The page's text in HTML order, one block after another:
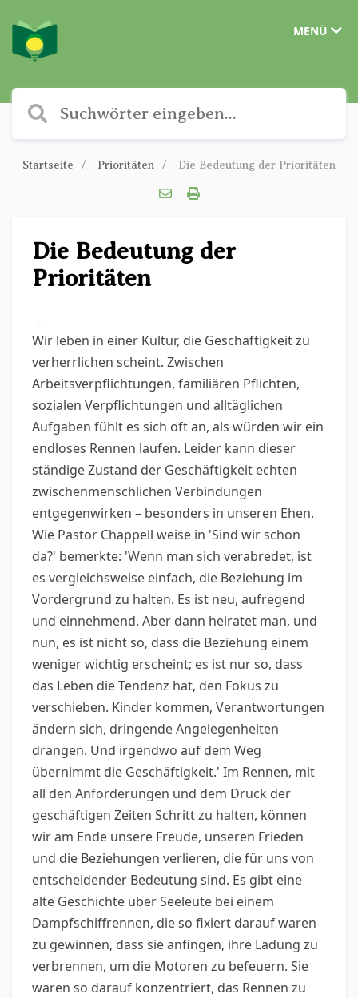
MENÜ
Startseite Prioritäten Die Bedeutung der Prioritäten
Die Bedeutung der
Prioritäten
Wir leben in einer Kultur, die Geschäftigkeit zu
verherrlichen scheint. Zwischen
Arbeitsverpflichtungen, familiären Pflichten,
sozialen Verpflichtungen und alltäglichen
Aufgaben fühlt es sich oft an, als würden wir ein
endloses Rennen laufen. Leider kann dieser
ständige Zustand der Geschäftigkeit echten
zwischenmenschlichen Verbindungen
entgegenwirken – besonders in unseren Ehen.
Wie Pastor Chappell weise in 'Sind wir schon
da?' bemerkte: 'Wenn man sich verabredet, ist
es vergleichsweise einfach, die Beziehung im
Vordergrund zu halten. Es ist neu, aufregend
und einnehmend. Aber dann heiratet man, und
nun, es ist nicht so, dass die Beziehung einem
weniger wichtig erscheint; es ist nur so, dass
das Leben die Tendenz hat, den Fokus zu
verschieben. Kinder kommen, Verantwortungen
ändern sich, dringende Angelegenheiten
drängen. Und irgendwo auf dem Weg
übernimmt die Geschäftigkeit.' Im Rennen, mit
all den Anforderungen und dem Druck der
geschäftigen Zeiten Schritt zu halten, können
wir am Ende unsere Freude, unseren Frieden
und die Beziehungen verlieren, die für uns von
entscheidender Bedeutung sind. Es gibt eine
alte Geschichte über Seeleute bei einem
Dampfschiffrennen, die so fixiert darauf waren
zu gewinnen, dass sie anfingen, ihre Ladung zu
verbrennen, um die Motoren zu befeuern. Sie
waren so darauf konzentriert, das Rennen zu